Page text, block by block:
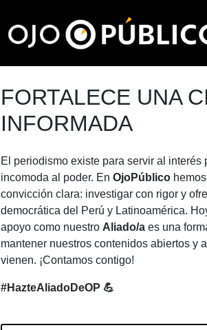
FORTALECE UNA
INFORMADA
El periodismo existe para servir al
incomoda al poder. En OjoPúblico
convicción clara: investigar con rigor y
democrática del Perú y Latinoamérica.
apoyo como nuestro Aliado/a es una
mantener nuestros contenidos abiertos y
vienen. ¡Contamos contigo!
#HazteAliadoDeOP 💪